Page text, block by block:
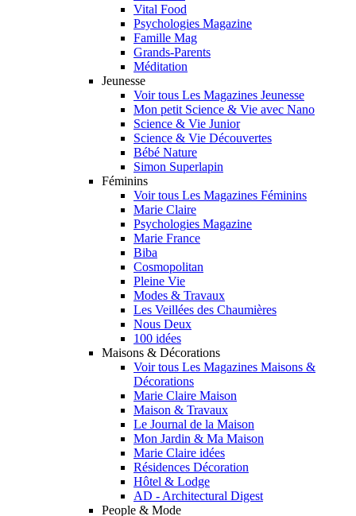
Vital Food
Psychologies Magazine
Famille Mag
Grands-Parents
Méditation
Jeunesse
Voir tous Les Magazines Jeunesse
Mon petit Science & Vie avec Nano
Science & Vie Junior
Science & Vie Découvertes
Bébé Nature
Simon Superlapin
Féminins
Voir tous Les Magazines Féminins
Marie Claire
Psychologies Magazine
Marie France
Biba
Cosmopolitan
Pleine Vie
Modes & Travaux
Les Veillées des Chaumières
Nous Deux
100 idées
Maisons & Décorations
Voir tous Les Magazines Maisons &
Décorations
Marie Claire Maison
Maison & Travaux
Le Journal de la Maison
Mon Jardin & Ma Maison
Marie Claire idées
Résidences Décoration
Hôtel & Lodge
AD - Architectural Digest
People & Mode